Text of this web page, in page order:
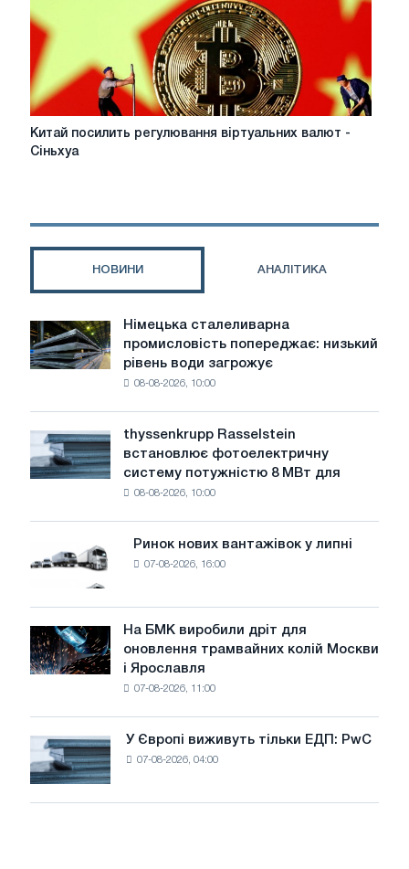
облігацій
Метінвесту
Китай
посилить
-
Китай посилить регулювання віртуальних валют -
Сіньхуа
НОВИНИ АНАЛІТИКА
Німецька
сталеливарна
промисловість
води
загрожує
безпеці
Німецька сталеливарна
промисловість попереджає: низький
рівень води загрожує
08-08-2026, 10:00
thyssenkrupp
Rasselstein
встановлює
фотоелектричну
досягнення
цілей
декарбонізації
thyssenkrupp Rasselstein
встановлює фотоелектричну
систему потужністю 8 МВт для
08-08-2026, 10:00
Ринок
нових
вантажівок
у
липні
Ринок нових вантажівок у липні
07-08-2026, 16:00
На
БМК
виробили
трамвайних
колій
Москви
і
На БМК виробили дріт для
оновлення трамвайних колій Москви
і Ярославля
07-08-2026, 11:00
Європі
виживуть
тільки
У Європі виживуть тільки ЕДП: PwC
07-08-2026, 04:00